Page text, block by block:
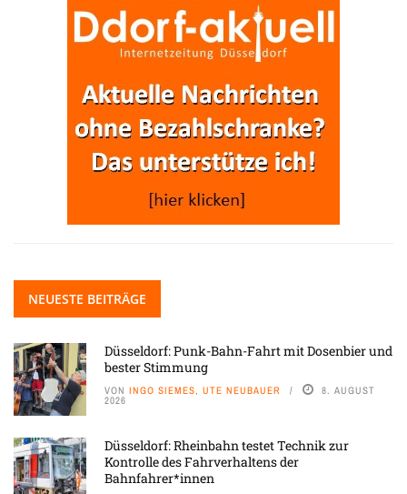
NEUESTE BEITRÄGE
Düsseldorf: Punk-Bahn-Fahrt mit Dosenbier und
bester Stimmung
VON INGO SIEMES, UTE NEUBAUER 8. AUGUST
2026
Düsseldorf: Rheinbahn testet Technik zur
Kontrolle des Fahrverhaltens der
Bahnfahrer*innen